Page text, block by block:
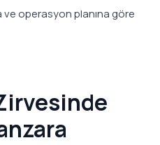
ve operasyon planına göre